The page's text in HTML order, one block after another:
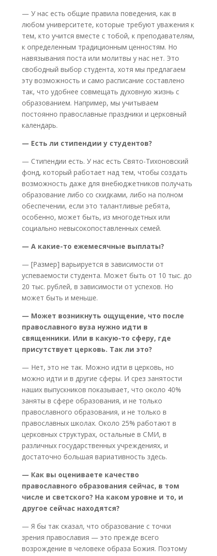
— У нас есть общие правила поведения, как в
любом университете, которые требуют уважения к
тем, кто учится вместе с тобой, к преподавателям,
к определенным традиционным ценностям. Но
навязывания поста или молитвы у нас нет. Это
свободный выбор студента, хотя мы предлагаем
эту возможность и само расписание составлено
так, что удобнее совмещать духовную жизнь с
образованием. Например, мы учитываем
постоянно православные праздники и церковный
календарь.
— Есть ли стипендии у студентов?
— Стипендии есть. У нас есть Свято-Тихоновский
фонд, который работает над тем, чтобы создать
возможность даже для внебюджетников получать
образование либо со скидками, либо на полном
обеспечении, если это талантливые ребята,
особенно, может быть, из многодетных или
социально невысокопоставленных семей.
— А какие-то ежемесячные выплаты?
— [Размер] варьируется в зависимости от
успеваемости студента. Может быть от 10 тыс. до
20 тыс. рублей, в зависимости от успехов. Но
может быть и меньше.
— Может возникнуть ощущение, что после
православного вуза нужно идти в
священники. Или в какую-то сферу, где
присутствует церковь. Так ли это?
— Нет, это не так. Можно идти в церковь, но
можно идти и в другие сферы. И срез занятости
наших выпускников показывает, что около 40%
заняты в сфере образования, и не только
православного образования, и не только в
православных школах. Около 25% работают в
церковных структурах, остальные в СМИ, в
различных государственных учреждениях, и
достаточно большая вариативность здесь.
— Как вы оцениваете качество
православного образования сейчас, в том
числе и светского? На каком уровне и то, и
другое сейчас находятся?
— Я бы так сказал, что образование с точки
зрения православия — это прежде всего
возрождение в человеке образа Божия. Поэтому